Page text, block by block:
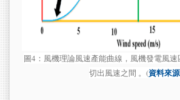
圖4：風機理論風速產能曲線，風機發電風速
切出風速之間 。(資料來源